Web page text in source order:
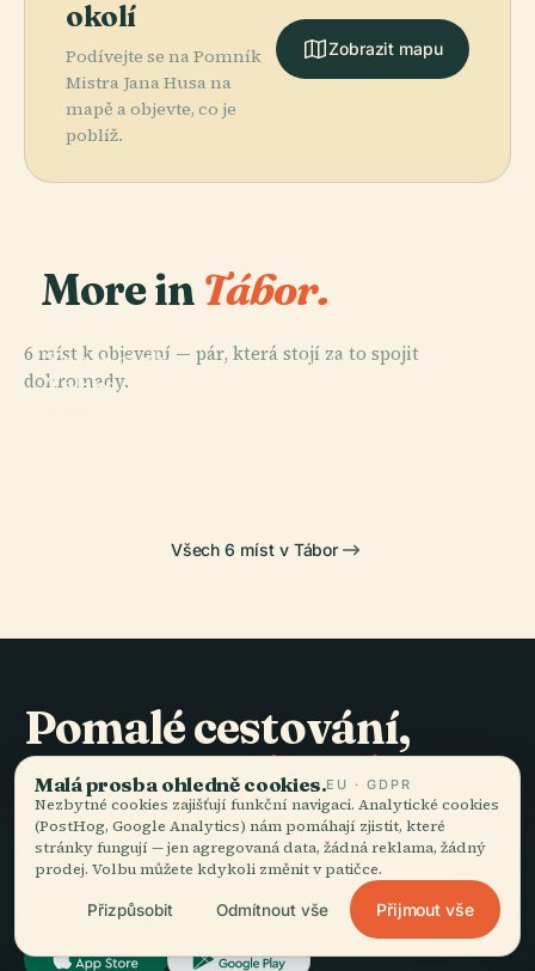
okolí
Podívejte se na Pomník
Mistra Jana Husa na
mapě a objevte, co je
poblíž.
Zobrazit mapu
More in Tábor.
6 míst k objevení — pár, která stojí za to spojit
dohromady.
Zoologická
Zahrada
PLACE
Všech 6 míst v Tábor
Pomalé cestování,
dobře vyprávěné.
ZŮSTAŇTE VE SMYČCE
Malá prosba ohledně cookies.EU · GDPR
Nezbytné cookies zajišťují funkční navigaci. Analytické cookies
(PostHog, Google Analytics) nám pomáhají zjistit, které
stránky fungují — jen agregovaná data, žádná reklama, žádný
prodej. Volbu můžete kdykoli změnit v patičce.
Přizpůsobit Odmítnout vše Přijmout vše